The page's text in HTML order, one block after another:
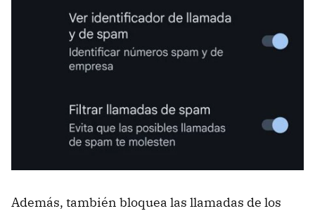
Además, también bloquea las llamadas de los